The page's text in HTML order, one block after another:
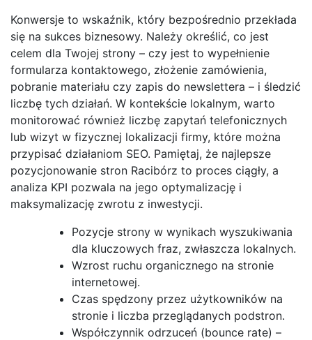
Konwersje to wskaźnik, który bezpośrednio przekłada
się na sukces biznesowy. Należy określić, co jest
celem dla Twojej strony – czy jest to wypełnienie
formularza kontaktowego, złożenie zamówienia,
pobranie materiału czy zapis do newslettera – i śledzić
liczbę tych działań. W kontekście lokalnym, warto
monitorować również liczbę zapytań telefonicznych
lub wizyt w fizycznej lokalizacji firmy, które można
przypisać działaniom SEO. Pamiętaj, że najlepsze
pozycjonowanie stron Racibórz to proces ciągły, a
analiza KPI pozwala na jego optymalizację i
maksymalizację zwrotu z inwestycji.
Pozycje strony w wynikach wyszukiwania
dla kluczowych fraz, zwłaszcza lokalnych.
Wzrost ruchu organicznego na stronie
internetowej.
Czas spędzony przez użytkowników na
stronie i liczba przeglądanych podstron.
Współczynnik odrzuceń (bounce rate) –